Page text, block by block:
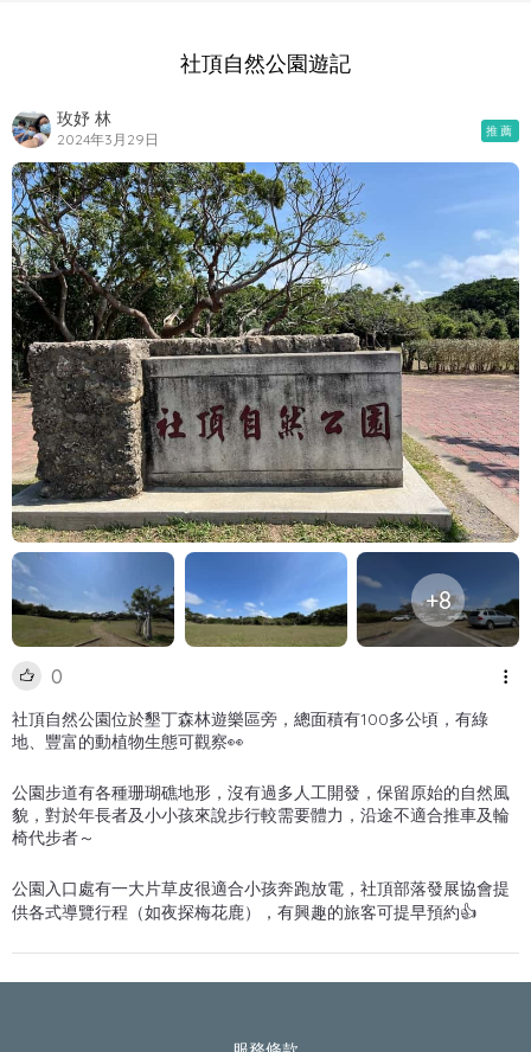
社頂自然公園遊記
玫妤 林
2024年3月29日 推薦
+8
0
社頂自然公園位於墾丁森林遊樂區旁，總面積有100多公頃，有綠
地、豐富的動植物生態可觀察👀
公園步道有各種珊瑚礁地形，沒有過多人工開發，保留原始的自然風
貌，對於年長者及小小孩來說步行較需要體力，沿途不適合推車及輪
椅代步者～
公園入口處有一大片草皮很適合小孩奔跑放電，社頂部落發展協會提
供各式導覽行程（如夜探梅花鹿），有興趣的旅客可提早預約👍